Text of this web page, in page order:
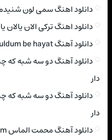
دانلود اهنگ سمی لون
دانلود اهنگ ترکی الان
دانلود آهنگ Anatolian Pulse yoruldum be hayat
دانلود آهنگ دو سه شبه
دار
دانلود آهنگ دو سه شبه
دار
دانلود آهنگ محمت الماس gidene yakıyorum